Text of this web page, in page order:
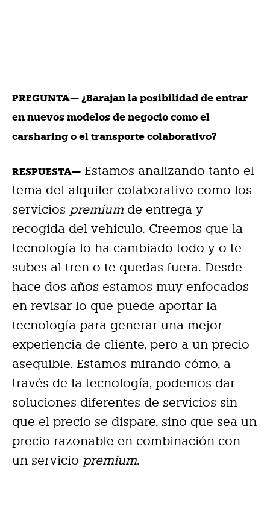
PREGUNTA— ¿Barajan la posibilidad de entrar
en nuevos modelos de negocio como el
carsharing o el transporte colaborativo?
RESPUESTA— Estamos analizando tanto el
tema del alquiler colaborativo como los
servicios premium de entrega y
recogida del vehículo. Creemos que la
tecnología lo ha cambiado todo y o te
subes al tren o te quedas fuera. Desde
hace dos años estamos muy enfocados
en revisar lo que puede aportar la
tecnología para generar una mejor
experiencia de cliente, pero a un precio
asequible. Estamos mirando cómo, a
través de la tecnología, podemos dar
soluciones diferentes de servicios sin
que el precio se dispare, sino que sea un
precio razonable en combinación con
un servicio premium.